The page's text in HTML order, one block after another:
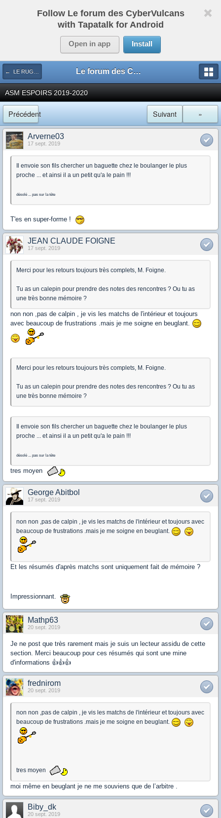
Follow Le forum des CyberVulcans
with Tapatalk for Android
Open in app Install
← LE RUGBY DE CHEZ NOUS Le forum des CyberVulcans
ASM ESPOIRS 2019-2020
Précédent »
Suivant
Arverne03
17 sept. 2019
Il envoie son fils chercher un baguette chez le boulanger le plus
proche ... et ainsi il a un petit qu'a le pain !!!
désolé ... pas sur la tête
T'es en super-forme !
JEAN CLAUDE FOIGNE
17 sept. 2019
Merci pour les retours toujours très complets, M. Foigne.
Tu as un calepin pour prendre des notes des rencontres ? Ou tu as
une très bonne mémoire ?
non non ,pas de calpin , je vis les matchs de l'intérieur et toujours
avec beaucoup de frustrations .mais je me soigne en beuglant.
Merci pour les retours toujours très complets, M. Foigne.
Tu as un calepin pour prendre des notes des rencontres ? Ou tu as
une très bonne mémoire ?
Il envoie son fils chercher un baguette chez le boulanger le plus
proche ... et ainsi il a un petit qu'a le pain !!!
désolé ... pas sur la tête
tres moyen
George Abitbol
17 sept. 2019
non non ,pas de calpin , je vis les matchs de l'intérieur et toujours avec
beaucoup de frustrations .mais je me soigne en beuglant.
Et les résumés d'après matchs sont uniquement fait de mémoire ?
Impressionnant.
Mathp63
20 sept. 2019
Je ne post que très rarement mais je suis un lecteur assidu de cette
section. Merci beaucoup pour ces résumés qui sont une mine
d'informations 👍👍👍
frednirom
20 sept. 2019
non non ,pas de calpin , je vis les matchs de l'intérieur et toujours avec
beaucoup de frustrations .mais je me soigne en beuglant.
tres moyen
moi même en beuglant je ne me souviens que de l’arbitre .
Biby_dk
20 sept. 2019